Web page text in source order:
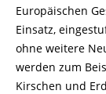
Europäischen
Einsatz,
ohne weitere
werden zum
Kirschen und